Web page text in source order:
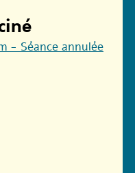
- Séance annulée